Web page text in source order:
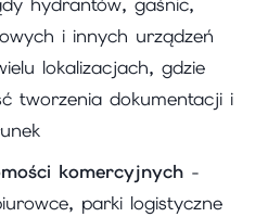
hydrantów, gaśnic,
i innych urządzeń
lokalizacjach, gdzie
tworzenia dokumentacji i
komercyjnych-
parki logistyczne